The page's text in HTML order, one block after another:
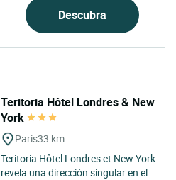
Descubra
Teritoria Hôtel Londres & New
York
Paris33 km
Teritoria Hôtel Londres et New York
revela una dirección singular en el